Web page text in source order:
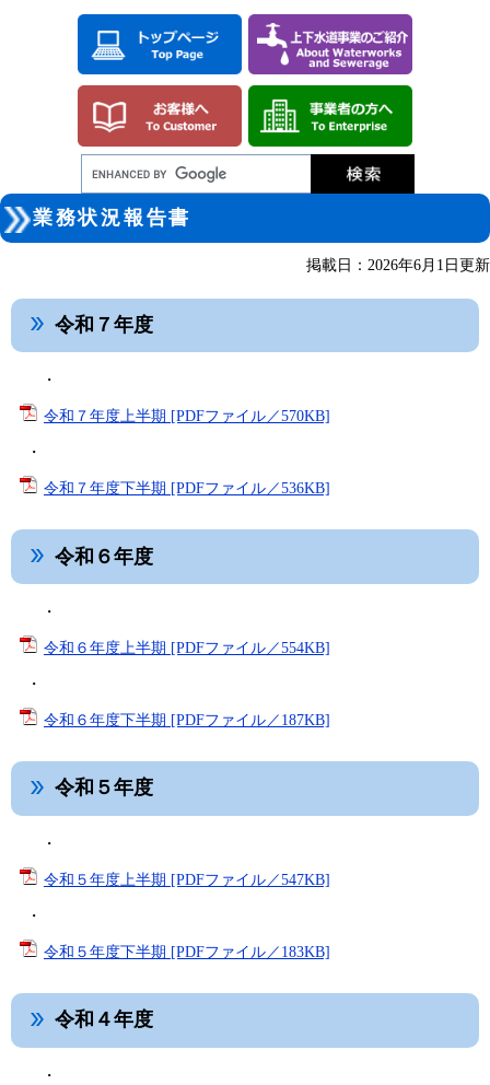
文
へ
本
文
業務状況報告書
掲載日：2026年6月1日更新
令和７年度
・
令和７年度上半期 [PDFファイル／570KB]
・
令和７年度下半期 [PDFファイル／536KB]
令和６年度
・
令和６年度上半期 [PDFファイル／554KB]
・
令和６年度下半期 [PDFファイル／187KB]
令和５年度
・
令和５年度上半期 [PDFファイル／547KB]
・
令和５年度下半期 [PDFファイル／183KB]
令和４年度
・